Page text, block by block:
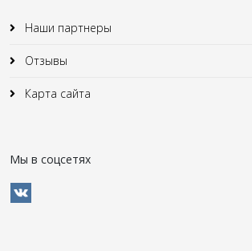
Наши партнеры
Отзывы
Карта сайта
Мы в соцсетях